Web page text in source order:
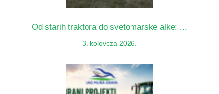
Od starih traktora do svetomarske alke: ...
3. kolovoza 2026.